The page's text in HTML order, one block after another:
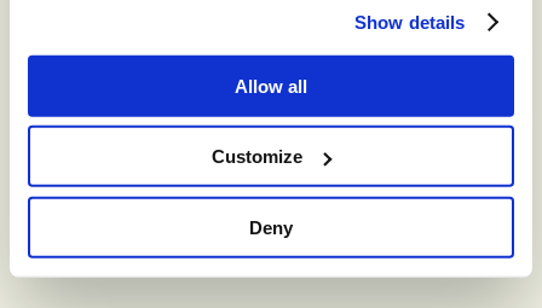
Show details
Allow all
Customize
Deny
-platform ontwikkeld tot
een volledig uitgeruste, uiterst betrouwbare oplossing voor
moderne contactcenters”, aldus Keith Dawson, directeur
Research en Customer Experience, ISG Software Research.
omnichannel-engagement, AI en workforce management
dragen bij aan zijn voorbeeldige prestaties in de ISG
Contact Centers Buyers Guide.”